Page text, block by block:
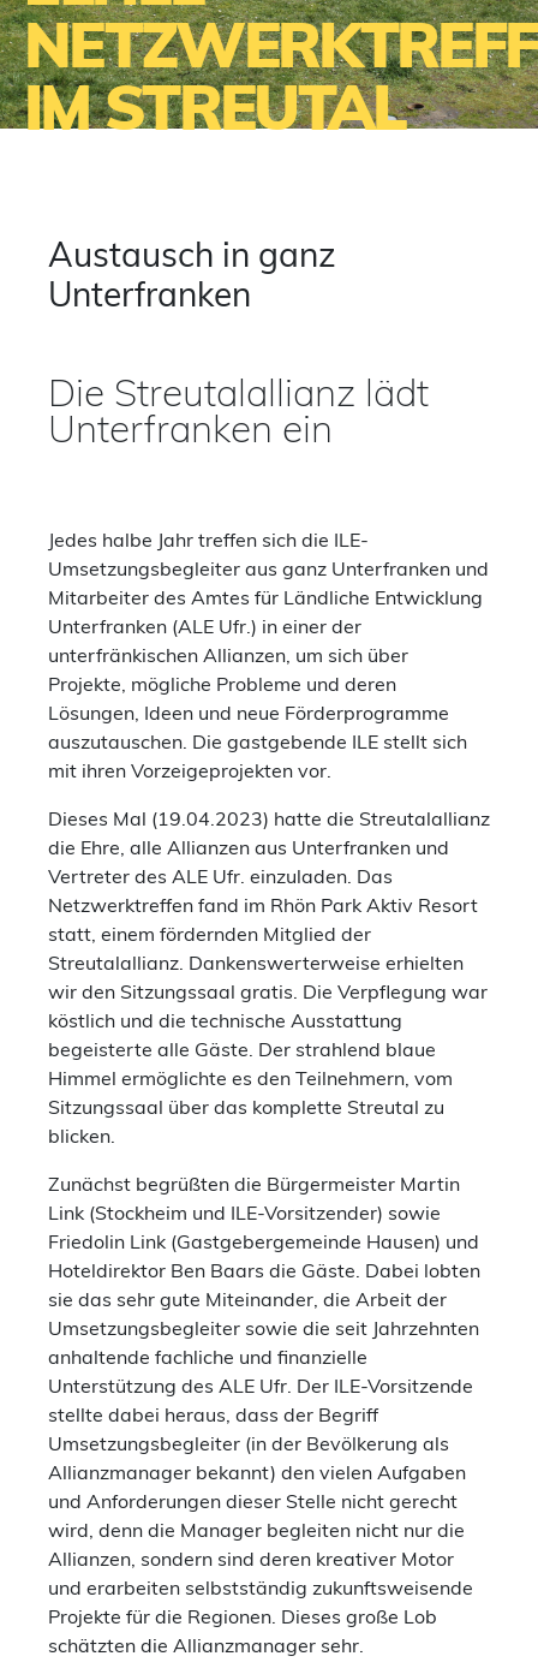
IM STREUTAL
Austausch in ganz
Unterfranken
Die Streutalallianz lädt
Unterfranken ein
Jedes halbe Jahr treffen sich die ILE-
Umsetzungsbegleiter aus ganz Unterfranken und
Mitarbeiter des Amtes für Ländliche Entwicklung
Unterfranken (ALE Ufr.) in einer der
unterfränkischen Allianzen, um sich über
Projekte, mögliche Probleme und deren
Lösungen, Ideen und neue Förderprogramme
auszutauschen. Die gastgebende ILE stellt sich
mit ihren Vorzeigeprojekten vor.
Dieses Mal (19.04.2023) hatte die Streutalallianz
die Ehre, alle Allianzen aus Unterfranken und
Vertreter des ALE Ufr. einzuladen. Das
Netzwerktreffen fand im Rhön Park Aktiv Resort
statt, einem fördernden Mitglied der
Streutalallianz. Dankenswerterweise erhielten
wir den Sitzungssaal gratis. Die Verpflegung war
köstlich und die technische Ausstattung
begeisterte alle Gäste. Der strahlend blaue
Himmel ermöglichte es den Teilnehmern, vom
Sitzungssaal über das komplette Streutal zu
blicken.
Zunächst begrüßten die Bürgermeister Martin
Link (Stockheim und ILE-Vorsitzender) sowie
Friedolin Link (Gastgebergemeinde Hausen) und
Hoteldirektor Ben Baars die Gäste. Dabei lobten
sie das sehr gute Miteinander, die Arbeit der
Umsetzungsbegleiter sowie die seit Jahrzehnten
anhaltende fachliche und finanzielle
Unterstützung des ALE Ufr. Der ILE-Vorsitzende
stellte dabei heraus, dass der Begriff
Umsetzungsbegleiter (in der Bevölkerung als
Allianzmanager bekannt) den vielen Aufgaben
und Anforderungen dieser Stelle nicht gerecht
wird, denn die Manager begleiten nicht nur die
Allianzen, sondern sind deren kreativer Motor
und erarbeiten selbstständig zukunftsweisende
Projekte für die Regionen. Dieses große Lob
schätzten die Allianzmanager sehr.